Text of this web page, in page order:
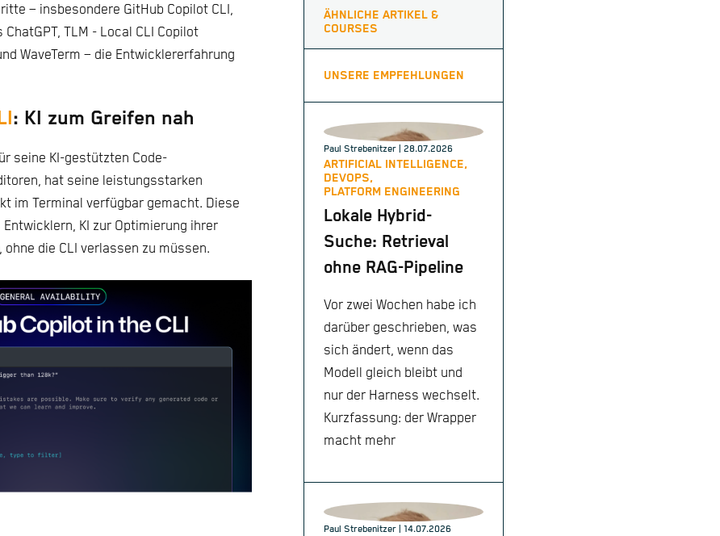
– insbesondere GitHub Copilot CLI,
TLM - Local CLI Copilot
WaveTerm – die Entwicklererfahrung
: KI zum Greifen nah
seine KI-gestützten Code-
hat seine leistungsstarken
im Terminal verfügbar gemacht. Diese
KI zur Optimierung ihrer
die CLI verlassen zu müssen.
ÄHNLICHE ARTIKEL &
COURSES
UNSERE EMPFEHLUNGEN
Paul Strebenitzer | 28.07.2026
ARTIFICIAL INTELLIGENCE,
DEVOPS,
PLATFORM ENGINEERING
Lokale Hybrid-
Suche: Retrieval
ohne RAG-Pipeline
Vor zwei Wochen habe ich
darüber geschrieben, was
sich ändert, wenn das
Modell gleich bleibt und
nur der Harness wechselt.
Kurzfassung: der Wrapper
macht mehr
Paul Strebenitzer | 14.07.2026